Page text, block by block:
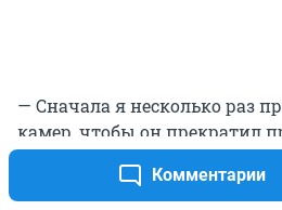
Комментарии
— Сначала я несколько раз
камер, чтобы он прекратил
уже пришлось говорить при
что у нас был серьезный